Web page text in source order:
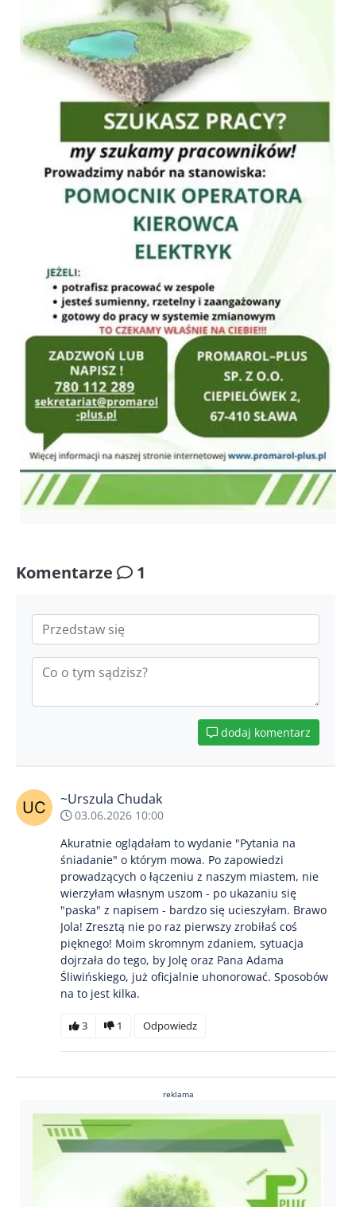
Komentarze 1
dodaj komentarz
~Urszula Chudak
03.06.2026 10:00
Akuratnie oglądałam to wydanie "Pytania na
śniadanie" o którym mowa. Po zapowiedzi
prowadzących o łączeniu z naszym miastem, nie
wierzyłam własnym uszom - po ukazaniu się
"paska" z napisem - bardzo się ucieszyłam. Brawo
Jola! Zresztą nie po raz pierwszy zrobiłaś coś
pięknego! Moim skromnym zdaniem, sytuacja
dojrzała do tego, by Jolę oraz Pana Adama
Śliwińskiego, już oficjalnie uhonorować. Sposobów
na to jest kilka.
3 1 Odpowiedz
reklama